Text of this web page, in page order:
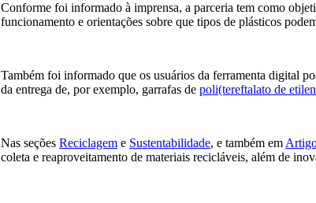
Conforme foi informado à imprensa, a parceria tem como
funcionamento e orientações sobre que tipos de plásticos
Também foi informado que os usuários da ferramenta digital
da entrega de, por exemplo, garrafas de poli(tereftalato de
Nas seções Reciclagem e Sustentabilidade, e também em
coleta e reaproveitamento de materiais recicláveis, além de